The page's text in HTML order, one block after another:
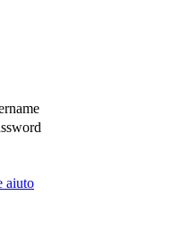
aiuto